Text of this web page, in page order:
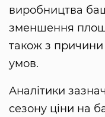
виробництва
зменшення площ
також з
умов.
Аналітики
сезону ціни на